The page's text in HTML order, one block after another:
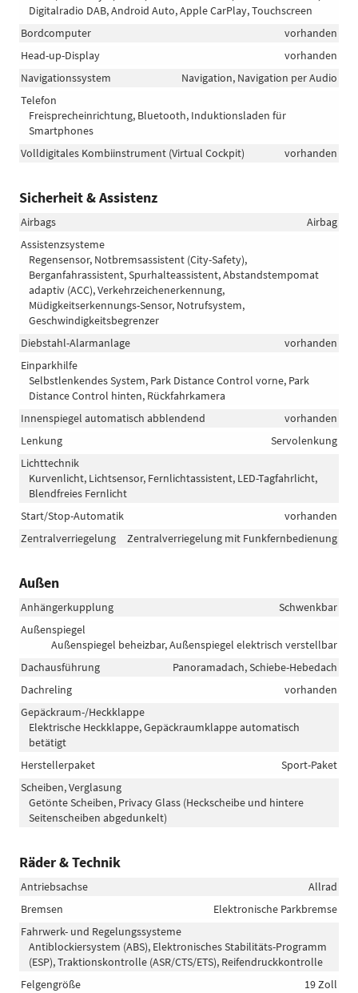
Digitalradio DAB, Android Auto, Apple CarPlay, Touchscreen
Bordcomputer
vorhanden
Head-up-Display
vorhanden
Navigationssystem
Navigation, Navigation per Audio
Telefon
Freisprecheinrichtung, Bluetooth, Induktionsladen für
Smartphones
Volldigitales Kombiinstrument (Virtual Cockpit)
vorhanden
Sicherheit & Assistenz
Airbags
Airbag
Assistenzsysteme
Regensensor, Notbremsassistent (City-Safety),
Berganfahrassistent, Spurhalteassistent, Abstandstempomat
adaptiv (ACC), Verkehrzeichenerkennung,
Müdigkeitserkennungs-Sensor, Notrufsystem,
Geschwindigkeitsbegrenzer
Diebstahl-Alarmanlage
vorhanden
Einparkhilfe
Selbstlenkendes System, Park Distance Control vorne, Park
Distance Control hinten, Rückfahrkamera
Innenspiegel automatisch abblendend
vorhanden
Lenkung
Servolenkung
Lichttechnik
Kurvenlicht, Lichtsensor, Fernlichtassistent, LED-Tagfahrlicht,
Blendfreies Fernlicht
Start/Stop-Automatik
vorhanden
Zentralverriegelung
Zentralverriegelung mit Funkfernbedienung
Außen
Anhängerkupplung
Schwenkbar
Außenspiegel
Außenspiegel beheizbar, Außenspiegel elektrisch verstellbar
Dachausführung
Panoramadach, Schiebe-Hebedach
Dachreling
vorhanden
Gepäckraum-/Heckklappe
Elektrische Heckklappe, Gepäckraumklappe automatisch
betätigt
Herstellerpaket
Sport-Paket
Scheiben, Verglasung
Getönte Scheiben, Privacy Glass (Heckscheibe und hintere
Seitenscheiben abgedunkelt)
Räder & Technik
Antriebsachse
Allrad
Bremsen
Elektronische Parkbremse
Fahrwerk- und Regelungssysteme
Antiblockiersystem (ABS), Elektronisches Stabilitäts-Programm
(ESP), Traktionskontrolle (ASR/CTS/ETS), Reifendruckkontrolle
Felgengröße
19 Zoll